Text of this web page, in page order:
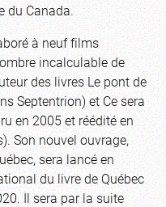
du Canada.
à neuf films
incalculable de
des livres Le pont de
Septentrion) et Ce sera
en 2005 et réédité en
Son nouvel ouvrage,
sera lancé en
du livre de Québec
Il sera par la suite